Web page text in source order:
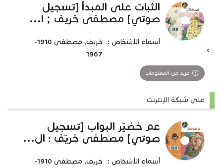
الثبات على المبدأ [تسجيل
صوتي] مصطفى خريف ; ا...
أسماء الأشخاص :
خريف, مصطفى 1910-
1967
مزيد من المعلومات
على شبكة الإنترنت
عم خضيّر البواب [تسجيل
صوتي] مصطفى خريّف ؛ ال...
أسماء الأشخاص :
خريف, مصطفى 1910-